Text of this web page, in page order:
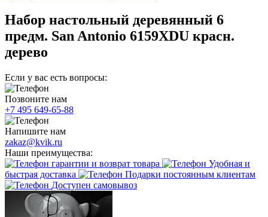
Набор настольный деревянный 6
предм. San Antonio 6159XDU красн.
дерево
Если у вас есть вопросы:
Позвоните нам
+7 495 649-65-88
Напишите нам
zakaz@kvik.ru
Наши преимущества:
гарантии и возврат товара
Удобная и
быстрая доставка
Подарки постоянным клиентам
Доступен самовывоз